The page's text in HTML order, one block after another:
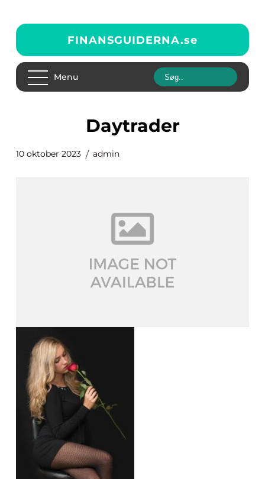
FINANSGUIDERNA.se
Menu
daytrader
10 oktober 2023 admin